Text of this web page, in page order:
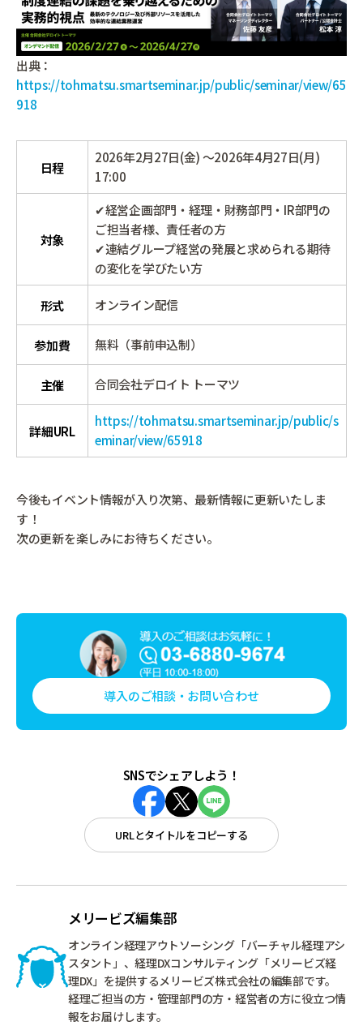
出典：
https://tohmatsu.smartseminar.jp/public/seminar/view/65
918
日程
2026年2月27日(金) ～2026年4月27日(月)
17:00
対象
✔経営企画部門・経理・財務部門・IR部門の
ご担当者様、責任者の方
✔連結グループ経営の発展と求められる期待
の変化を学びたい方
形式 オンライン配信
参加費 無料（事前申込制）
主催 合同会社デロイト トーマツ
詳細URL
https://tohmatsu.smartseminar.jp/public/s
eminar/view/65918
今後もイベント情報が入り次第、最新情報に更新いたしま
す！
次の更新を楽しみにお待ちください。
導入のご相談・お問い合わせ
SNSでシェアしよう！
URLとタイトルをコピーする
メリービズ編集部
オンライン経理アウトソーシング「バーチャル経理アシ
スタント」、経理DXコンサルティング「メリービズ経
理DX」を提供するメリービズ株式会社の編集部です。
経理ご担当の方・管理部門の方・経営者の方に役立つ情
報をお届けします。